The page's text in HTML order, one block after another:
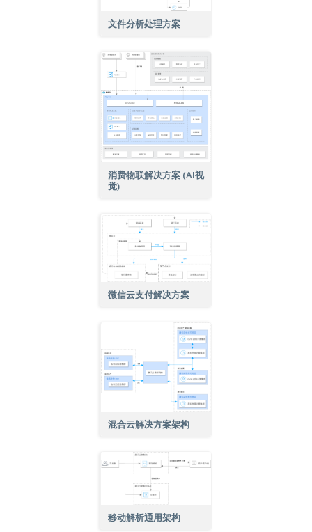
文件分析处理方案
消费物联解决方案 (AI视
觉)
微信云支付解决方案
混合云解决方案架构
移动解析通用架构